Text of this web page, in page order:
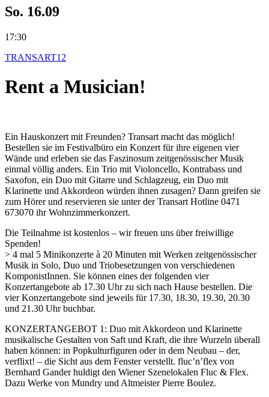
So. 16.09
17:30
TRANSART12
Rent a Musician!
Ein Hauskonzert mit Freunden? Transart macht das möglich!
Bestellen sie im Festivalbüro ein Konzert für ihre eigenen vier
Wände und erleben sie das Faszinosum zeitgenössischer Musik
einmal völlig anders. Ein Trio mit Violoncello, Kontrabass und
Saxofon, ein Duo mit Gitarre und Schlagzeug, ein Duo mit
Klarinette und Akkordeon würden ihnen zusagen? Dann greifen sie
zum Hörer und reservieren sie unter der Transart Hotline 0471
673070 ihr Wohnzimmerkonzert.
Die Teilnahme ist kostenlos – wir freuen uns über freiwillige
Spenden!
> 4 mal 5 Minikonzerte à 20 Minuten mit Werken zeitgenössischer
Musik in Solo, Duo und Triobesetzungen von verschiedenen
KomponistInnen. Sie können eines der folgenden vier
Konzertangebote ab 17.30 Uhr zu sich nach Hause bestellen. Die
vier Konzertangebote sind jeweils für 17.30, 18.30, 19.30, 20.30
und 21.30 Uhr buchbar.
KONZERTANGEBOT 1: Duo mit Akkordeon und Klarinette
musikalische Gestalten von Saft und Kraft, die ihre Wurzeln überall
haben können: in Popkulturfiguren oder in dem Neubau – der,
verflixt! – die Sicht aus dem Fenster verstellt. fluc’n’flex von
Bernhard Gander huldigt den Wiener Szenelokalen Fluc & Flex.
Dazu Werke von Mundry und Altmeister Pierre Boulez.